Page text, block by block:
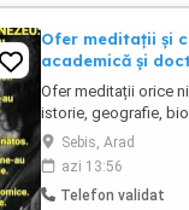
Ofer meditații și
academică și
Ofer meditații orice
istorie, geografie,
consultanță și
licență și disertație -
istorie, relații
economice și
Sebis, Arad
azi 13:56
Telefon validat